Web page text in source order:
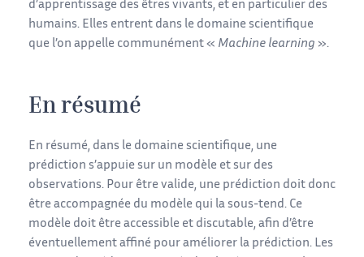
d’apprentissage des êtres vivants, et en particulier des
humains. Elles entrent dans le domaine scientifique
que l’on appelle communément « Machine learning ».
En résumé
En résumé, dans le domaine scientifique, une
prédiction s’appuie sur un modèle et sur des
observations. Pour être valide, une prédiction doit donc
être accompagnée du modèle qui la sous-tend. Ce
modèle doit être accessible et discutable, afin d’être
éventuellement affiné pour améliorer la prédiction. Les